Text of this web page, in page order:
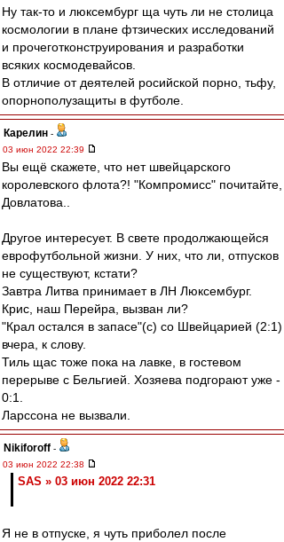
Ну так-то и люксембург ща чуть ли не столица
космологии в плане фтзических исследований
и прочеготконструирования и разработки
всяких космодевайсов.
В отличие от деятелей росийской порно, тьфу,
опорнополузащиты в футболе.
Карелин -
03 июн 2022 22:39
Вы ещё скажете, что нет швейцарского
королевского флота?! "Компромисс" почитайте,
Довлатова..
Другое интересует. В свете продолжающейся
еврофутбольной жизни. У них, что ли, отпусков
не существуют, кстати?
Завтра Литва принимает в ЛН Люксембург.
Крис, наш Перейра, вызван ли?
"Крал остался в запасе"(с) со Швейцарией (2:1)
вчера, к слову.
Тиль щас тоже пока на лавке, в гостевом
перерыве с Бельгией. Хозяева подгорают уже -
0:1.
Ларссона не вызвали.
Nikiforoff -
03 июн 2022 22:38
SAS » 03 июн 2022 22:31
Я не в отпуске, я чуть приболел после